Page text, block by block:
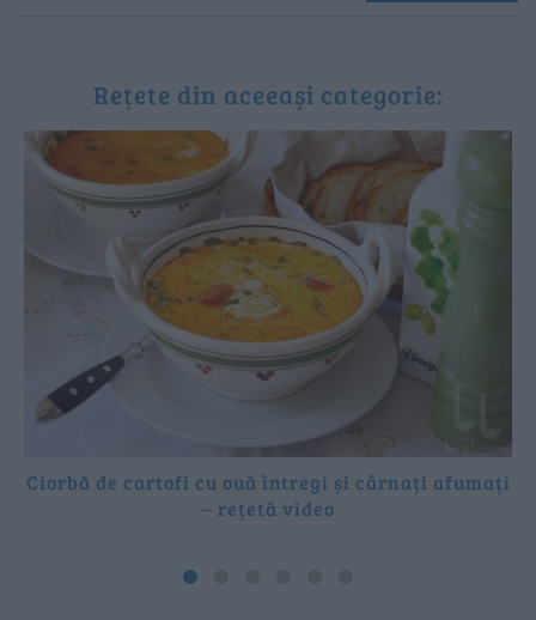
Rețete din aceeași categorie:
Ciorbă de cartofi cu ouă întregi și cârnați afumați
– rețetă video